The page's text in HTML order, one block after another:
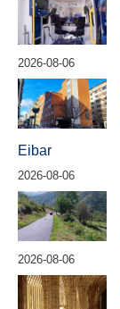
2026-08-06
Eibar
2026-08-06
2026-08-06